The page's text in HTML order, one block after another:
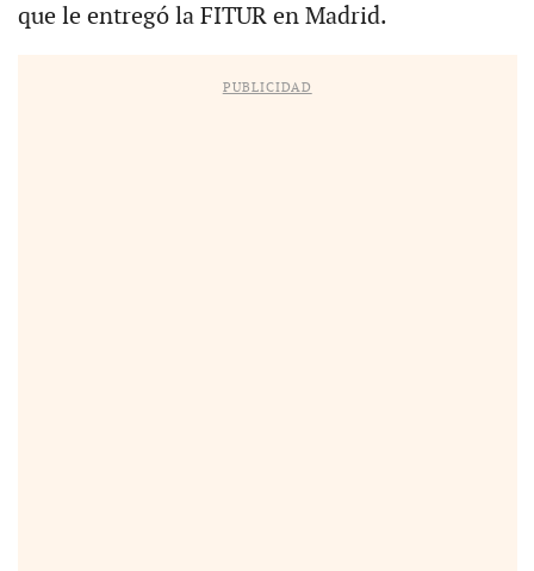
que le entregó la FITUR en Madrid.
PUBLICIDAD